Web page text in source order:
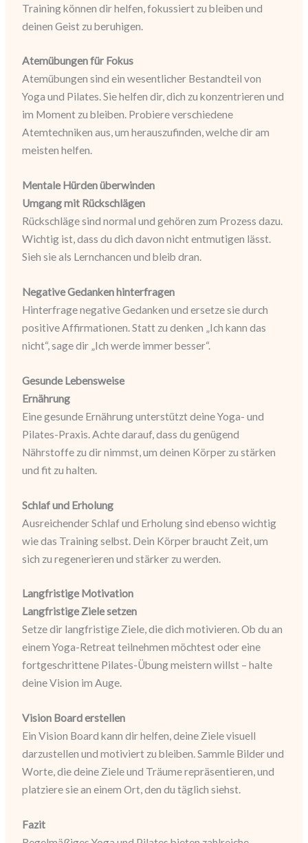
Training können dir helfen, fokussiert zu bleiben und
deinen Geist zu beruhigen.
Atemübungen für Fokus
Atemübungen sind ein wesentlicher Bestandteil von
Yoga und Pilates. Sie helfen dir, dich zu konzentrieren und
im Moment zu bleiben. Probiere verschiedene
Atemtechniken aus, um herauszufinden, welche dir am
meisten helfen.
Mentale Hürden überwinden
Umgang mit Rückschlägen
Rückschläge sind normal und gehören zum Prozess dazu.
Wichtig ist, dass du dich davon nicht entmutigen lässt.
Sieh sie als Lernchancen und bleib dran.
Negative Gedanken hinterfragen
Hinterfrage negative Gedanken und ersetze sie durch
positive Affirmationen. Statt zu denken „Ich kann das
nicht“, sage dir „Ich werde immer besser“.
Gesunde Lebensweise
Ernährung
Eine gesunde Ernährung unterstützt deine Yoga- und
Pilates-Praxis. Achte darauf, dass du genügend
Nährstoffe zu dir nimmst, um deinen Körper zu stärken
und fit zu halten.
Schlaf und Erholung
Ausreichender Schlaf und Erholung sind ebenso wichtig
wie das Training selbst. Dein Körper braucht Zeit, um
sich zu regenerieren und stärker zu werden.
Langfristige Motivation
Langfristige Ziele setzen
Setze dir langfristige Ziele, die dich motivieren. Ob du an
einem Yoga-Retreat teilnehmen möchtest oder eine
fortgeschrittene Pilates-Übung meistern willst – halte
deine Vision im Auge.
Vision Board erstellen
Ein Vision Board kann dir helfen, deine Ziele visuell
darzustellen und motiviert zu bleiben. Sammle Bilder und
Worte, die deine Ziele und Träume repräsentieren, und
platziere sie an einem Ort, den du täglich siehst.
Fazit